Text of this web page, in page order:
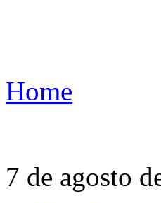
Home
7 de agosto